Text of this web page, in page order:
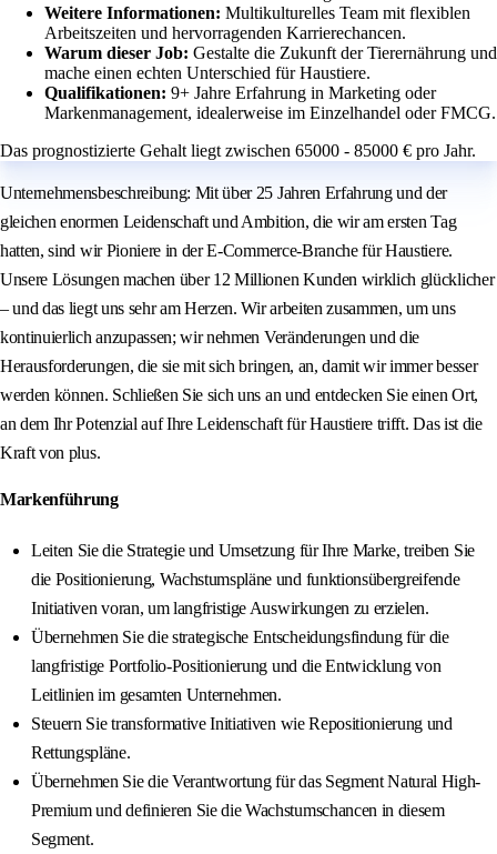
Weitere Informationen: Multikulturelles Team mit flexiblen
Arbeitszeiten und hervorragenden Karrierechancen.
Warum dieser Job: Gestalte die Zukunft der Tierernährung und
mache einen echten Unterschied für Haustiere.
Qualifikationen: 9+ Jahre Erfahrung in Marketing oder
Markenmanagement, idealerweise im Einzelhandel oder FMCG.
Das prognostizierte Gehalt liegt zwischen 65000 - 85000 € pro Jahr.
Unternehmensbeschreibung: Mit über 25 Jahren Erfahrung und der
gleichen enormen Leidenschaft und Ambition, die wir am ersten Tag
hatten, sind wir Pioniere in der E-Commerce-Branche für Haustiere.
Unsere Lösungen machen über 12 Millionen Kunden wirklich glücklicher
– und das liegt uns sehr am Herzen. Wir arbeiten zusammen, um uns
kontinuierlich anzupassen; wir nehmen Veränderungen und die
Herausforderungen, die sie mit sich bringen, an, damit wir immer besser
werden können. Schließen Sie sich uns an und entdecken Sie einen Ort,
an dem Ihr Potenzial auf Ihre Leidenschaft für Haustiere trifft. Das ist die
Kraft von plus.
Markenführung
Leiten Sie die Strategie und Umsetzung für Ihre Marke, treiben Sie
die Positionierung, Wachstumspläne und funktionsübergreifende
Initiativen voran, um langfristige Auswirkungen zu erzielen.
Übernehmen Sie die strategische Entscheidungsfindung für die
langfristige Portfolio-Positionierung und die Entwicklung von
Leitlinien im gesamten Unternehmen.
Steuern Sie transformative Initiativen wie Repositionierung und
Rettungspläne.
Übernehmen Sie die Verantwortung für das Segment Natural High-
Premium und definieren Sie die Wachstumschancen in diesem
Segment.